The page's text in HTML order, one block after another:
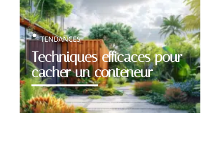
Techniques efficaces pour
cacher un conteneur
TENDANCES